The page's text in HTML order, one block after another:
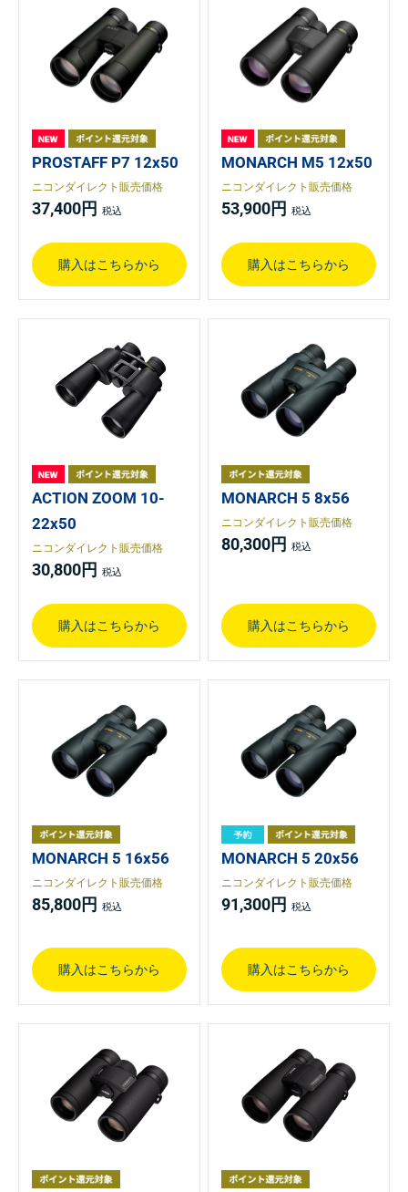
PROSTAFF P7 12x50
ニコンダイレクト販売価格
37,400円
購入はこちらから
MONARCH M5 12x50
ニコンダイレクト販売価格
53,900円
購入はこちらから
ACTION ZOOM 10-
22x50
ニコンダイレクト販売価格
30,800円
購入はこちらから
MONARCH 5 8x56
ニコンダイレクト販売価格
80,300円
購入はこちらから
MONARCH 5 16x56
ニコンダイレクト販売価格
85,800円
購入はこちらから
MONARCH 5 20x56
ニコンダイレクト販売価格
91,300円
購入はこちらから